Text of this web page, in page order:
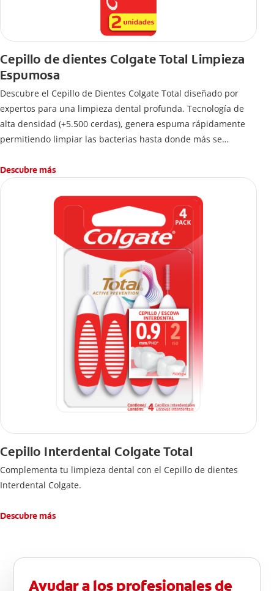
Cepillo de dientes Colgate Total Limpieza
Espumosa
Descubre el Cepillo de Dientes Colgate Total diseñado por
expertos para una limpieza dental profunda. Tecnología de
alta densidad (+5.500 cerdas), genera espuma rápidamente
permitiendo limpiar las bacterias hasta donde más se
Descubre más
Cepillo Interdental Colgate Total
Complementa tu limpieza dental con el Cepillo de dientes
Interdental Colgate.
Descubre más
Ayudar a los profesionales de